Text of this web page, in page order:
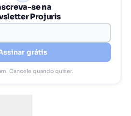
se na
Projuris
grátis
Cancele quando quiser.